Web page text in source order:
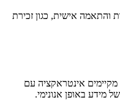
והתאמה אישית, כגון זכירת
מקיימים אינטראקציה עם
מידע באופן אנונימי.